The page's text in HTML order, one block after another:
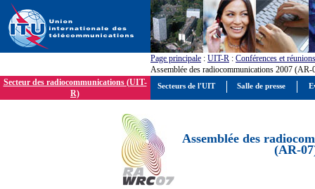
Page principale : UIT-R : Conférences et réunions
Assemblée des radiocommunications 2007 (AR-
Secteur des radiocommunications (UIT-
R)
Assemblée des
(AR-
Secteurs de l'UIT Salle de presse